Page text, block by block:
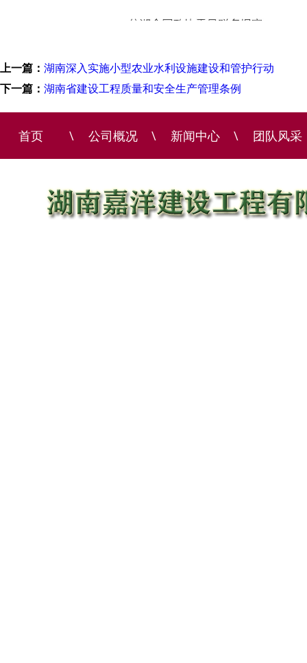
上一篇： 湖南深入实施小型农业水利设施建设和管护行动
下一篇： 湖南省建设工程质量和安全生产管理条例
首页 \ 公司概况 \ 新闻中心 \ 团队风采